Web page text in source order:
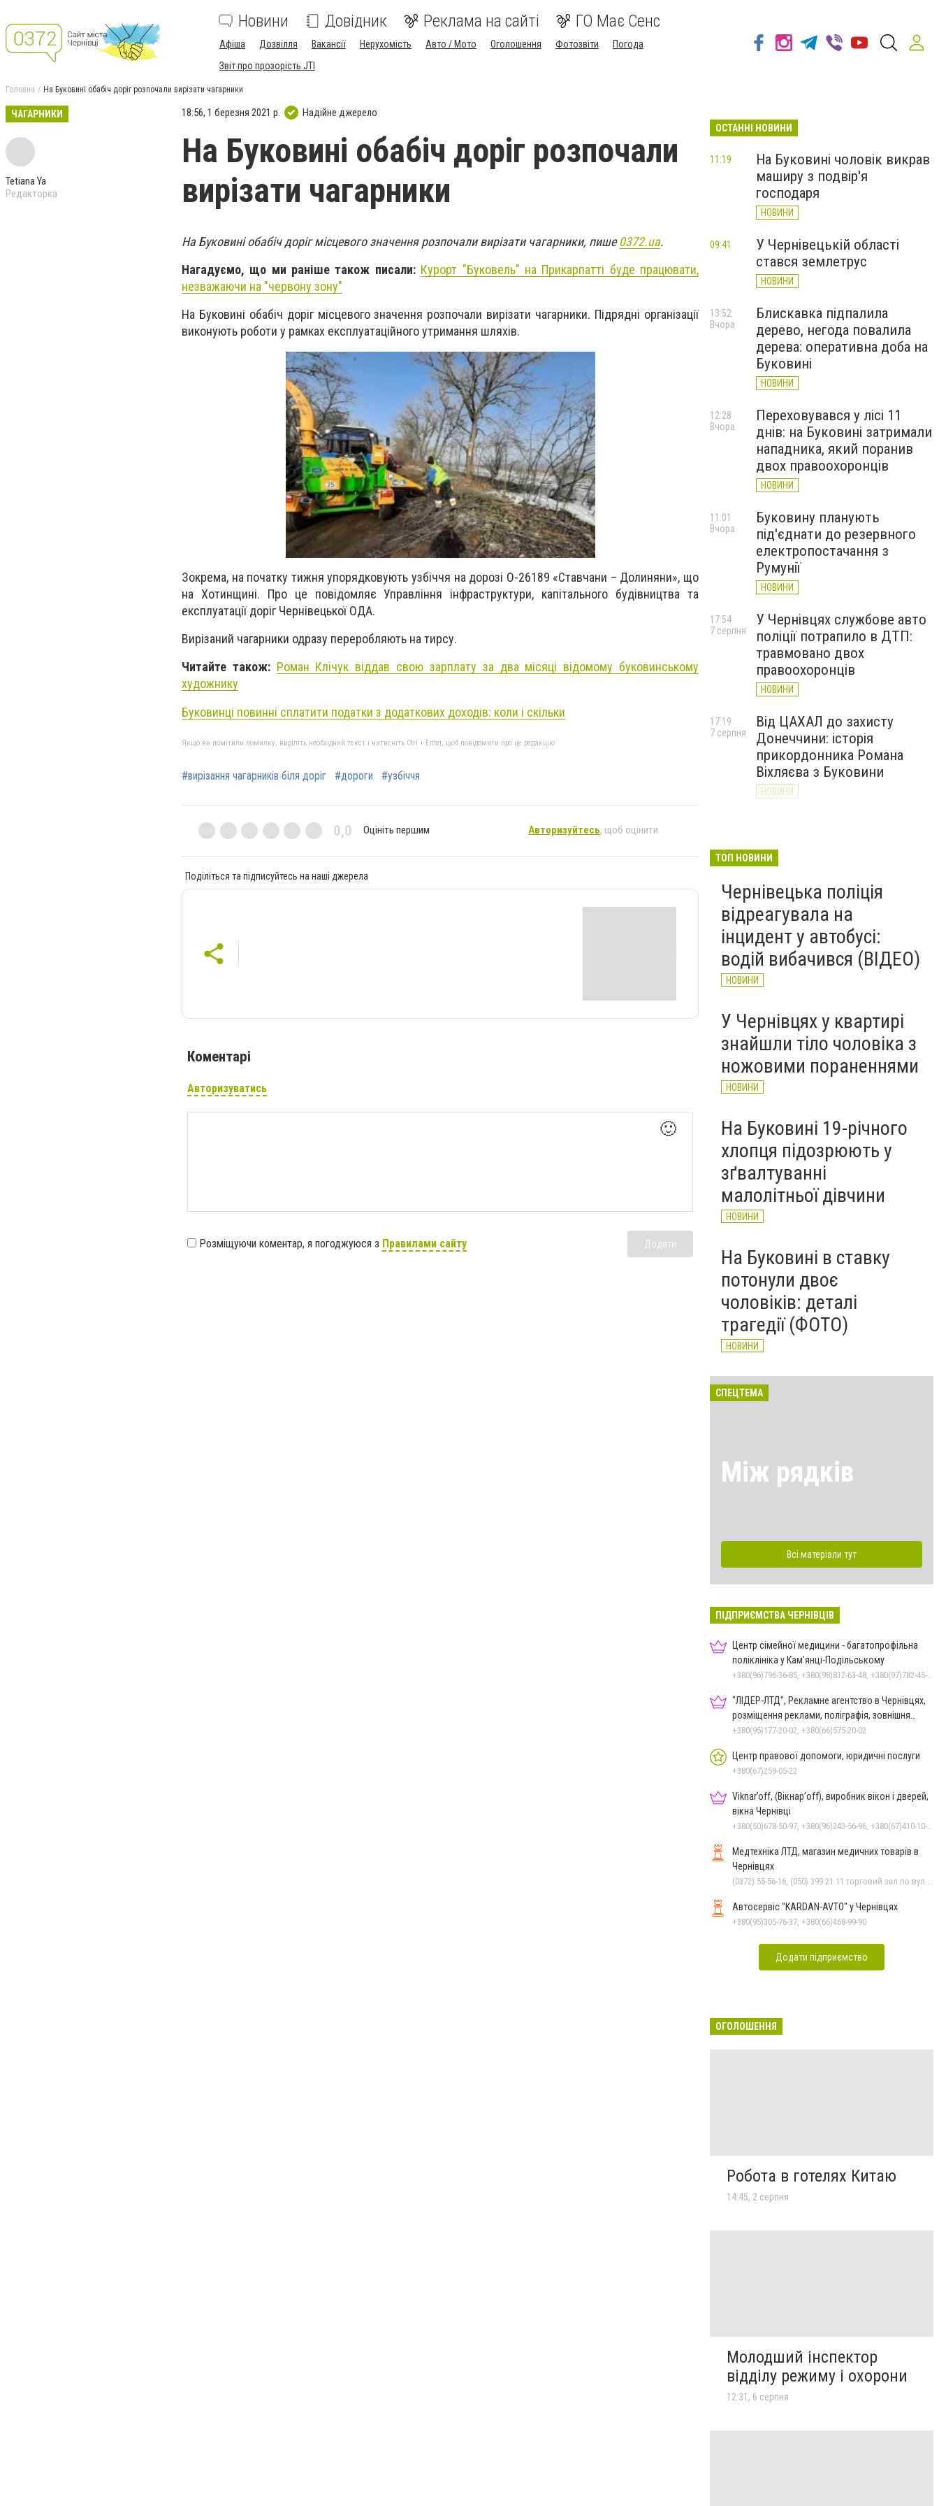
Новини Довідник Реклама на сайті ГО Має Сенс
Афіша Дозвілля Вакансії Нерухомість Авто / Мото Оголошення Фотозвіти
Погода
Звіт про прозорість JTI
Головна На Буковині обабіч доріг розпочали вирізати чагарники
ЧАГАРНИКИ
Tetiana Ya
Редакторка
18:56, 1 березня 2021 р. Надійне джерело
На Буковині обабіч доріг розпочали
вирізати чагарники
На Буковині обабіч доріг місцевого значення розпочали вирізати чагарники, пише0372.ua.
Нагадуємо, що ми раніше також писали: Курорт "Буковель" на Прикарпатті буде працювати,
незважаючи на "червону зону"
На Буковині обабіч доріг місцевого значення розпочали вирізати чагарники. Підрядні організації
виконують роботи у рамках експлуатаційного утримання шляхів.
Зокрема, на початку тижня упорядковують узбіччя на дорозі О-26189 «Ставчани – Долиняни», що
на Хотинщині. Про це повідомляє Управління інфраструктури, капітального будівництва та
експлуатації доріг Чернівецької ОДА.
Вирізаний чагарники одразу переробляють на тирсу.
Читайте також: Роман Клічук віддав свою зарплату за два місяці відомому буковинському
художнику
Буковинці повинні сплатити податки з додаткових доходів: коли і скільки
Якщо ви помітили помилку, виділіть необхідний текст і натисніть Ctrl + Enter, щоб повідомити про це редакцію
#вирізання чагарників біля доріг #дороги #узбіччя
0,0 Оцініть першим Авторизуйтесь, щоб оцінити
Поділіться та підписуйтесь на наші джерела
Коментарі
Авторизуватись
🙂
Розміщуючи коментар, я погоджуюся з Правилами сайту Додати
ОСТАННІ НОВИНИ
На Буковині чоловік викрав
маширу з подвір'я
господаря
НОВИНИ
11:19
У Чернівецькій області
стався землетрус
НОВИНИ
09:41
Блискавка підпалила
дерево, негода повалила
дерева: оперативна доба на
Буковині
НОВИНИ
13:52
Вчора
Переховувався у лісі 11
днів: на Буковині затримали
нападника, який поранив
двох правоохоронців
НОВИНИ
12:28
Вчора
Буковину планують
під'єднати до резервного
електропостачання з
Румунії
НОВИНИ
11:01
Вчора
У Чернівцях службове авто
поліції потрапило в ДТП:
травмовано двох
правоохоронців
НОВИНИ
17:54
7 серпня
Від ЦАХАЛ до захисту
Донеччини: історія
прикордонника Романа
Віхляєва з Буковини
НОВИНИ
17:19
7 серпня
водяні арки для
НОВИНИ
ТОП НОВИНИ
Чернівецька поліція
відреагувала на
інцидент у автобусі:
водій вибачився (ВІДЕО)
НОВИНИ
У Чернівцях у квартирі
знайшли тіло чоловіка з
ножовими пораненнями
НОВИНИ
На Буковині 19-річного
хлопця підозрюють у
зґвалтуванні
малолітньої дівчини
НОВИНИ
На Буковині в ставку
потонули двоє
чоловіків: деталі
трагедії (ФОТО)
НОВИНИ
СПЕЦТЕМА
Між рядків
Всі матеріали тут
ПІДПРИЄМСТВА ЧЕРНІВЦІВ
Центр сімейної медицини - багатопрофільна
поліклініка у Кам’янці-Подільському
"ЛІДЕР-ЛТД", Рекламне агентство в Чернівцях,
розміщення реклами, поліграфія, зовнішня
реклама
+380(95)177-20-02, +380(66)575-20-02
Центр правової допомоги, юридичні послуги
+380(67)259-05-22
Viknar’off, (Вікнар’off), виробник вікон і дверей,
вікна Чернівці
Медтехніка ЛТД, магазин медичних товарів в
Чернівцях
Автосервіс "KARDAN-AVTO" у Чернівцях
+380(95)305-76-37, +380(66)468-99-90
Додати підприємство
ОГОЛОШЕННЯ
Робота в готелях Китаю
14:45, 2 серпня
Молодший інспектор
відділу режиму і охорони
12:31, 6 серпня